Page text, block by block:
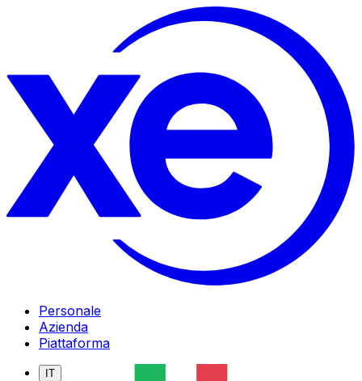
Personale
Azienda
Piattaforma
IT